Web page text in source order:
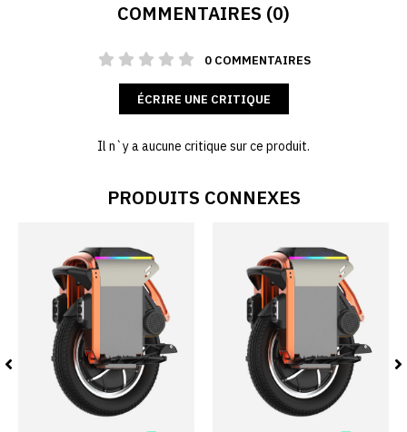
COMMENTAIRES (0)
0 COMMENTAIRES
ÉCRIRE UNE CRITIQUE
Il n`y a aucune critique sur ce produit.
PRODUITS CONNEXES